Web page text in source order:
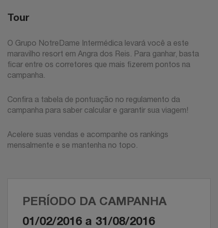
Tour
O Grupo NotreDame Intermédica levará você a este
maravilho resort em Angra dos Reis. Para ganhar, basta
ficar entre os corretores que mais fizerem pontos na
campanha.
Confira a tabela de pontuação no regulamento da
campanha para saber calcular e garantir sua viagem!
Acelere suas vendas e acompanhe os rankings
mensalmente e se mantenha no topo.
PERÍODO DA CAMPANHA
01/02/2016 a 31/08/2016